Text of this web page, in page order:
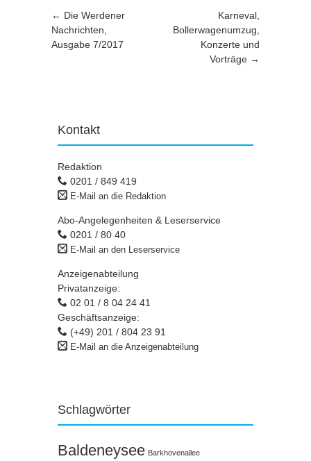
Artikel-Navigation
← Die Werdener
Nachrichten,
Ausgabe 7/2017
Karneval,
Bollerwagenumzug,
Konzerte und
Vorträge →
Kontakt
Redaktion
0201 / 849 419
E-Mail an die Redaktion
Abo-Angelegenheiten & Leserservice
0201 / 80 40
E-Mail an den Leserservice
Anzeigenabteilung
Privatanzeige:
02 01 / 8 04 24 41
Geschäftsanzeige:
(+49) 201 / 804 23 91
E-Mail an die Anzeigenabteilung
Schlagwörter
Baldeneysee Barkhovenallee